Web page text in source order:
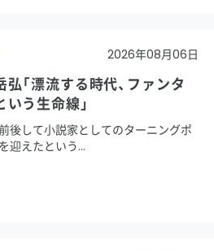
2026年08月06日
弘「漂流する時代、ファンタ
いう生命線」
後して小説家としてのターニングポ
迎えたという